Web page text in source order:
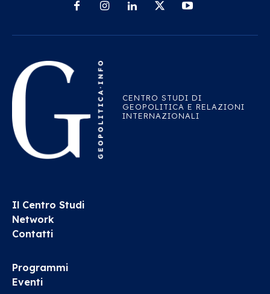
CENTRO STUDI DI
GEOPOLITICA E RELAZIONI
INTERNAZIONALI
Il Centro Studi
Network
Contatti
Programmi
Eventi